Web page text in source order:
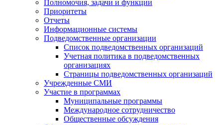
Полномочия, задачи и функции
Приоритеты
Отчеты
Информационные системы
Подведомственные организации
Список подведомственных организаций
Учетная политика в подведомственных
организациях
Страницы подведомственных организаций
Учрежденные СМИ
Участие в программах
Муниципальные программы
Международное сотрудничество
Общественные обсуждения